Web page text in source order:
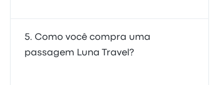
Como você compra uma
passagem Luna Travel?